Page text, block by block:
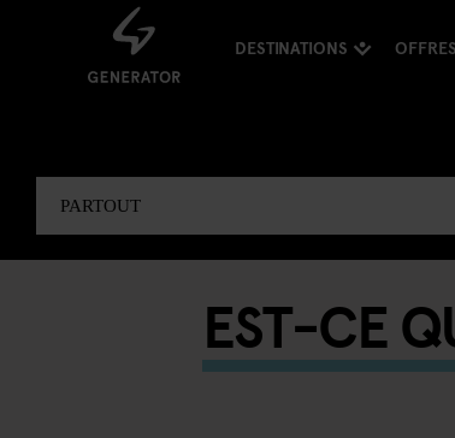
DESTINATIONS OFFRES
EST-CE